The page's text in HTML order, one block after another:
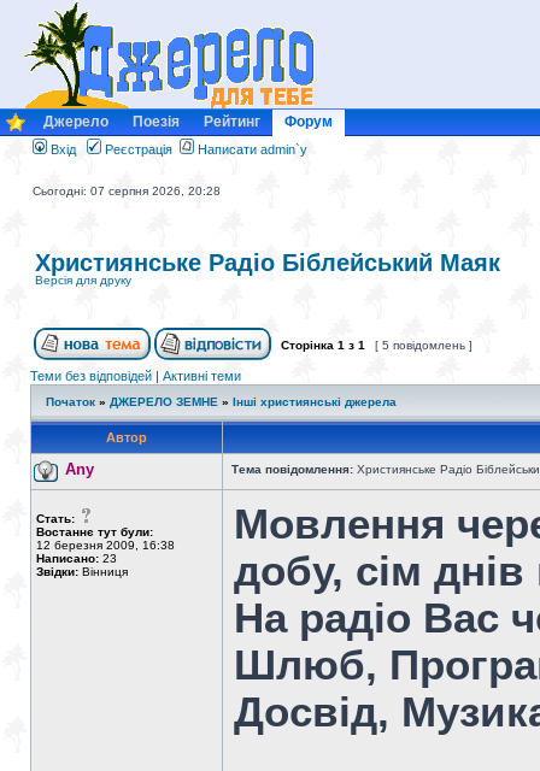
Джерело Поезія Рейтинг Форум
Вхід Реєстрація Написати admin`у
Сьогодні: 07 серпня 2026, 20:28
Християнське Радіо Біблейський Маяк
Версія для друку
Сторінка 1 з 1 [ 5 повідомлень ]
Теми без відповідей | Активні теми
Початок » ДЖЕРЕЛО ЗЕМНЕ » Інші християнські джерела
Автор
Any Тема повідомлення: Християнське Радіо
Стать:
Востаннє тут були:
12 березня 2009, 16:38
Написано: 23
Звідки: Вінниця
Мовлення
добу, сім
На радіо Вас
Шлюб,
Досвід,